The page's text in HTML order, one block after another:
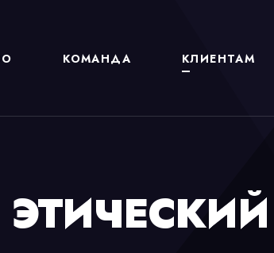
КОМАНДА КЛИЕНТАМ